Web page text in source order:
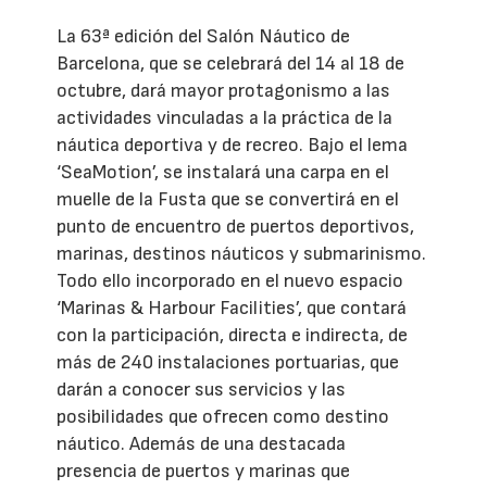
La 63ª edición del Salón Náutico de
Barcelona, que se celebrará del 14 al 18 de
octubre, dará mayor protagonismo a las
actividades vinculadas a la práctica de la
náutica deportiva y de recreo. Bajo el lema
‘SeaMotion’, se instalará una carpa en el
muelle de la Fusta que se convertirá en el
punto de encuentro de puertos deportivos,
marinas, destinos náuticos y submarinismo.
Todo ello incorporado en el nuevo espacio
‘Marinas & Harbour Facilities’, que contará
con la participación, directa e indirecta, de
más de 240 instalaciones portuarias, que
darán a conocer sus servicios y las
posibilidades que ofrecen como destino
náutico. Además de una destacada
presencia de puertos y marinas que